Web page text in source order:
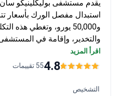
يقدم مستشفى بوليكلينيكو سان
و50,000 يورو، وتغطي هذه
معتمد من المعهد العلمي
السفر.
اقرأ المزيد
4.855 تقييمات
التشخيص